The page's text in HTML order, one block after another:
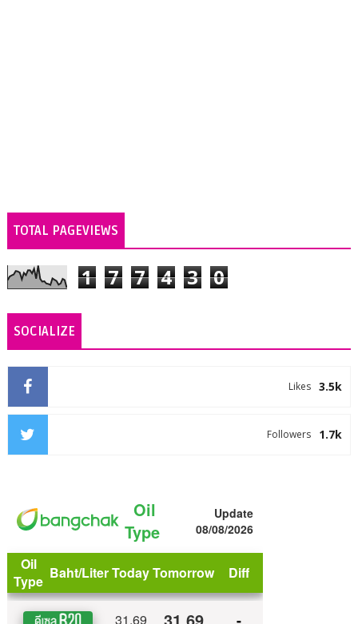
TOTAL PAGEVIEWS
1 7 7 4 3 0
SOCIALIZE
3.5k
Likes
1.7k
Followers